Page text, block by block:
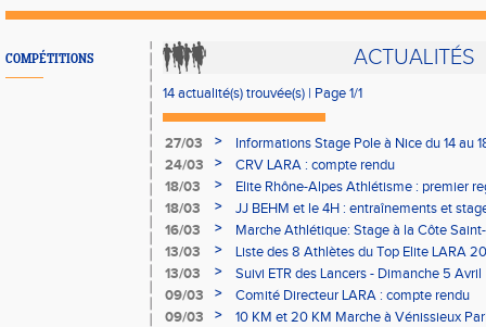
COMPÉTITIONS ACTUALITÉS
14 actualité(s) trouvée(s) | Page 1/1
27/03 >
Informations Stage Pole à Nice du 14 au
24/03
>
CRV LARA : compte rendu
18/03
>
Elite Rhône-Alpes Athlétisme : premier
18/03
>
JJ BEHM et le 4H : entraînements et
16/03
>
Marche Athlétique: Stage à la Côte
13/03
>
Liste des 8 Athlètes du Top Elite LARA
13/03
>
Suivi ETR des Lancers - Dimanche 5 Avril
09/03
>
Comité Directeur LARA : compte rendu
09/03
>
10 KM et 20 KM Marche à Vénissieux